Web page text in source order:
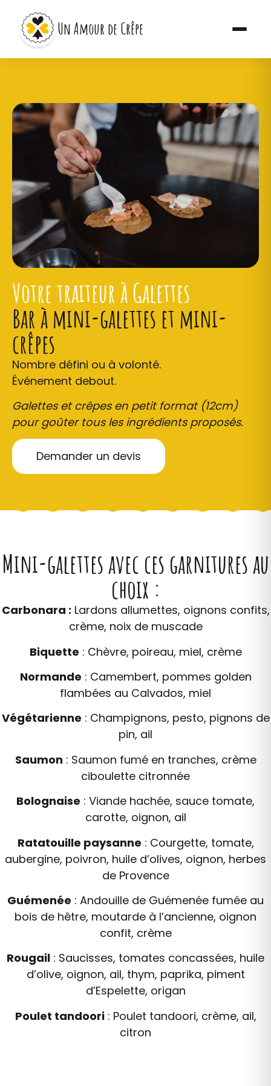
Un Amour de Crêpe
Votre traiteur à Galettes
Bar à mini-galettes et mini-
crêpes
Nombre défini ou à volonté.
Événement debout.
Galettes et crêpes en petit format (12cm)
pour goûter tous les ingrédients proposés.
Demander un devis
Mini-galettes avec ces garnitures au
choix :
Carbonara : Lardons allumettes, oignons confits,
crème, noix de muscade
Biquette : Chèvre, poireau, miel, crème
Normande : Camembert, pommes golden
flambées au Calvados, miel
Végétarienne : Champignons, pesto, pignons de
pin, ail
Saumon : Saumon fumé en tranches, crème
ciboulette citronnée
Bolognaise : Viande hachée, sauce tomate,
carotte, oignon, ail
Ratatouille paysanne : Courgette, tomate,
aubergine, poivron, huile d’olives, oignon, herbes
de Provence
Guémenée : Andouille de Guémenée fumée au
bois de hêtre, moutarde à l’ancienne, oignon
confit, crème
Rougail : Saucisses, tomates concassées, huile
d’olive, oignon, ail, thym, paprika, piment
d’Espelette, origan
Poulet tandoori: Poulet tandoori, crème, ail,
citron